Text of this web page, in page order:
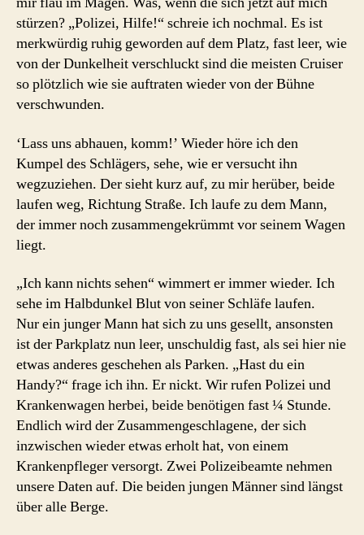
stürzen? „Polizei, Hilfe!“ schreie ich nochmal. Es ist
merkwürdig ruhig geworden auf dem Platz, fast leer, wie
von der Dunkelheit verschluckt sind die meisten Cruiser
so plötzlich wie sie auftraten wieder von der Bühne
verschwunden.
‘Lass uns abhauen, komm!’ Wieder höre ich den
Kumpel des Schlägers, sehe, wie er versucht ihn
wegzuziehen. Der sieht kurz auf, zu mir herüber, beide
laufen weg, Richtung Straße. Ich laufe zu dem Mann,
der immer noch zusammengekrümmt vor seinem Wagen
liegt.
„Ich kann nichts sehen“ wimmert er immer wieder. Ich
sehe im Halbdunkel Blut von seiner Schläfe laufen.
Nur ein junger Mann hat sich zu uns gesellt, ansonsten
ist der Parkplatz nun leer, unschuldig fast, als sei hier nie
etwas anderes geschehen als Parken. „Hast du ein
Handy?“ frage ich ihn. Er nickt. Wir rufen Polizei und
Krankenwagen herbei, beide benötigen fast ¼ Stunde.
Endlich wird der Zusammengeschlagene, der sich
inzwischen wieder etwas erholt hat, von einem
Krankenpfleger versorgt. Zwei Polizeibeamte nehmen
unsere Daten auf. Die beiden jungen Männer sind längst
über alle Berge.